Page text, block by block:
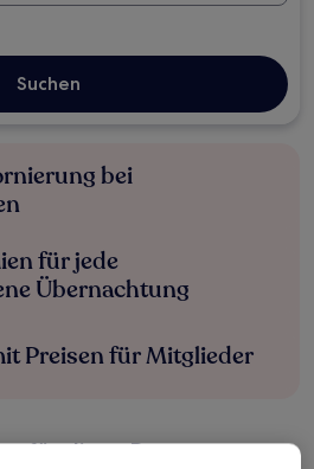
Suchen
bei
für jede
Übernachtung
Preisen für Mitglieder
für diese Daten